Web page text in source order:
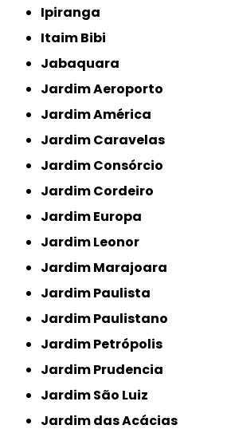
Ipiranga
Itaim Bibi
Jabaquara
Jardim Aeroporto
Jardim América
Jardim Caravelas
Jardim Consórcio
Jardim Cordeiro
Jardim Europa
Jardim Leonor
Jardim Marajoara
Jardim Paulista
Jardim Paulistano
Jardim Petrópolis
Jardim Prudencia
Jardim São Luiz
Jardim das Acácias